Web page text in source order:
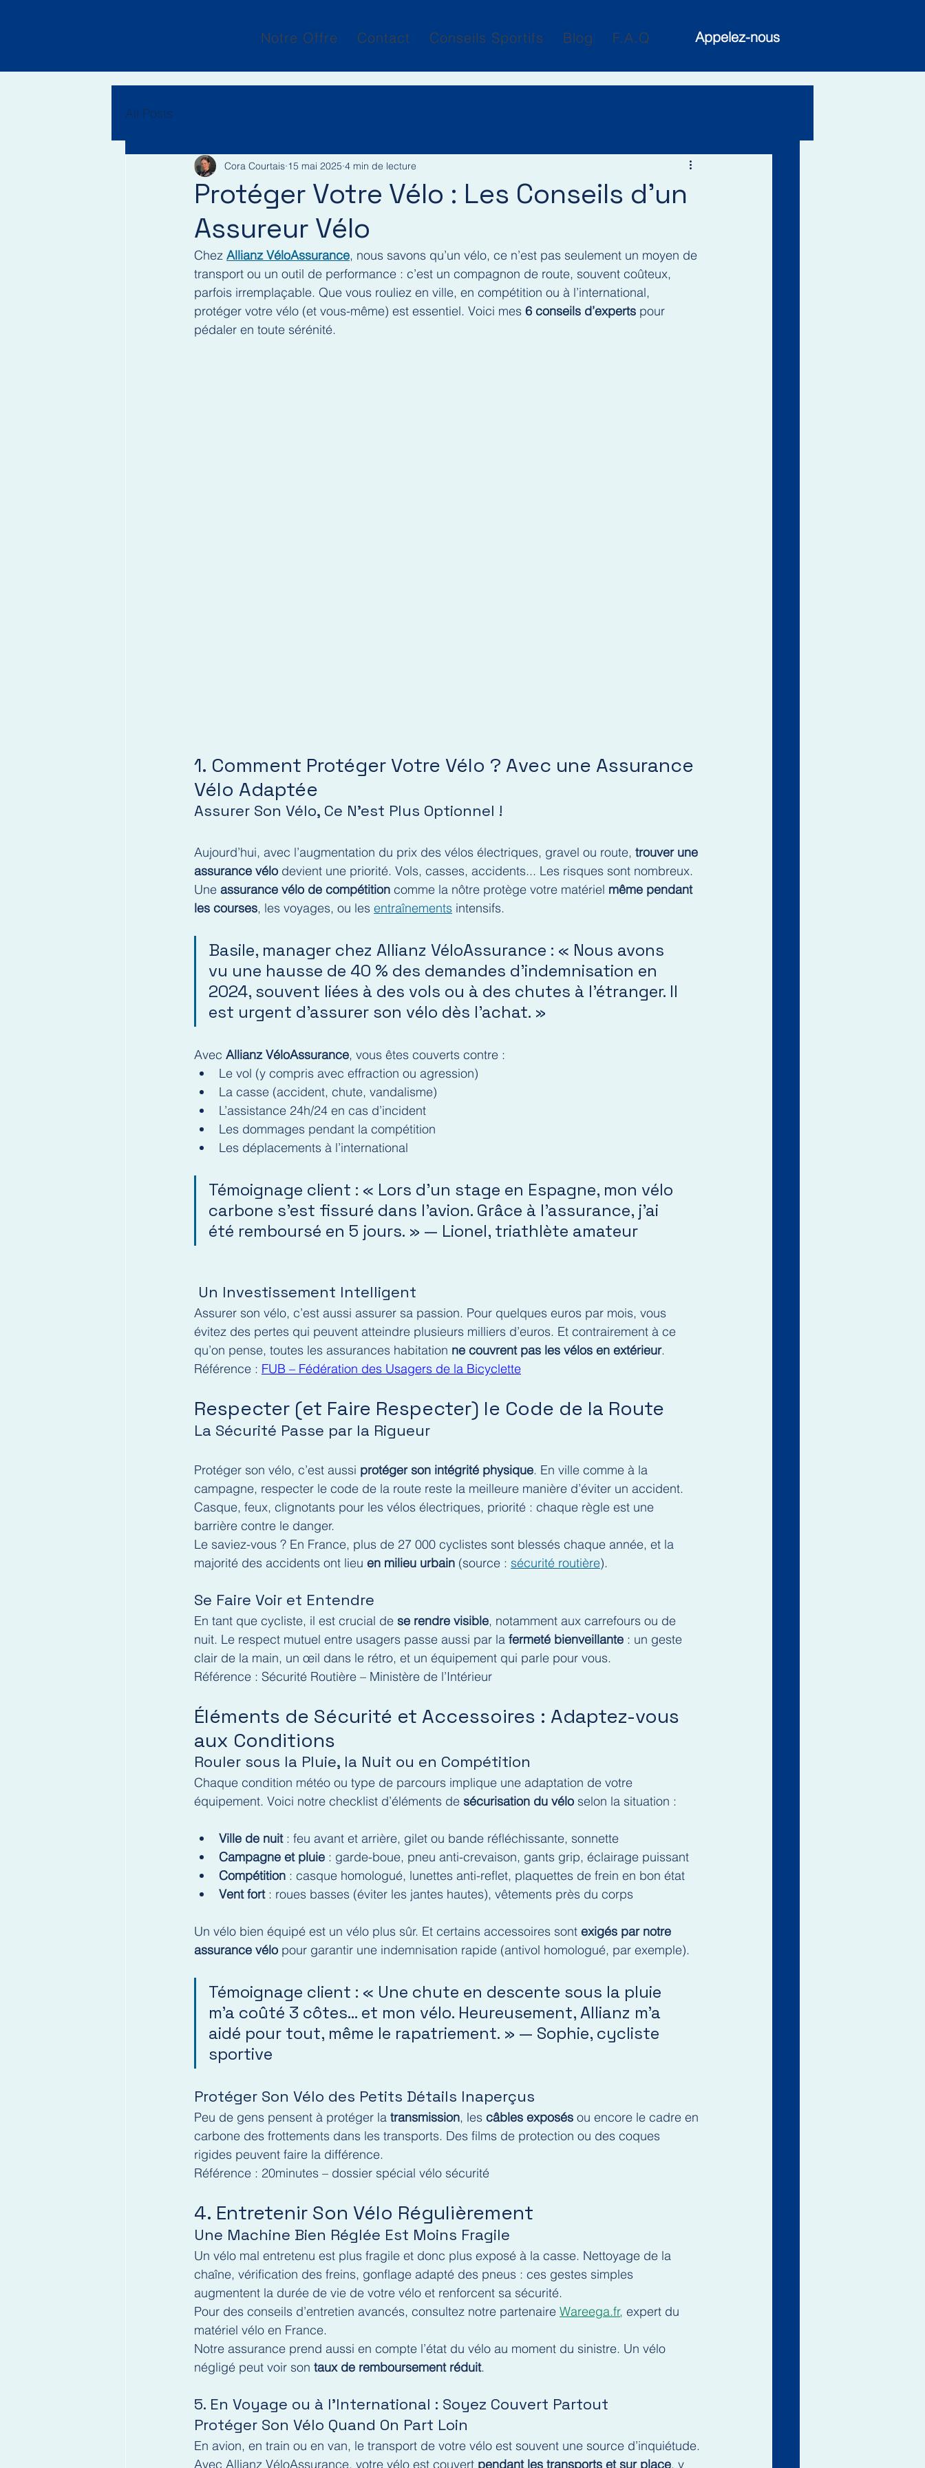
Notre Offre Contact Conseils Sportifs Blog F.A.Q Appelez-nous
All Posts
Protéger Votre Vélo : Les Conseils d’un
Assureur Vélo
Cora Courtais 15 mai 2025 4 min de lecture
Chez Allianz VéloAssurance, nous savons qu’un vélo, ce n’est pas seulement un moyen de
transport ou un outil de performance : c’est un compagnon de route, souvent coûteux,
parfois irremplaçable. Que vous rouliez en ville, en compétition ou à l’international,
protéger votre vélo (et vous-même) est essentiel. Voici mes 6 conseils d’experts pour
pédaler en toute sérénité.
1. Comment Protéger Votre Vélo ? Avec une Assurance
Vélo Adaptée
Assurer Son Vélo, Ce N’est Plus Optionnel !
Aujourd’hui, avec l’augmentation du prix des vélos électriques, gravel ou route, trouver une
assurance vélo devient une priorité. Vols, casses, accidents... Les risques sont nombreux.
Une assurance vélo de compétition comme la nôtre protège votre matériel même pendant
les courses, les voyages, ou les entraînements intensifs.
Basile, manager chez Allianz VéloAssurance : « Nous avons
vu une hausse de 40 % des demandes d’indemnisation en
2024, souvent liées à des vols ou à des chutes à l’étranger. Il
est urgent d’assurer son vélo dès l’achat. »
Avec Allianz VéloAssurance, vous êtes couverts contre :
Le vol (y compris avec effraction ou agression)
La casse (accident, chute, vandalisme)
L’assistance 24h/24 en cas d’incident
Les dommages pendant la compétition
Les déplacements à l’international
Témoignage client : « Lors d’un stage en Espagne, mon vélo
carbone s’est fissuré dans l’avion. Grâce à l’assurance, j’ai
été remboursé en 5 jours. » — Lionel, triathlète amateur
Un Investissement Intelligent
Assurer son vélo, c’est aussi assurer sa passion. Pour quelques euros par mois, vous
évitez des pertes qui peuvent atteindre plusieurs milliers d’euros. Et contrairement à ce
qu’on pense, toutes les assurances habitation ne couvrent pas les vélos en extérieur.
Référence : FUB – Fédération des Usagers de la Bicyclette
Respecter (et Faire Respecter) le Code de la Route
La Sécurité Passe par la Rigueur
Protéger son vélo, c’est aussi protéger son intégrité physique. En ville comme à la
campagne, respecter le code de la route reste la meilleure manière d’éviter un accident.
Casque, feux, clignotants pour les vélos électriques, priorité : chaque règle est une
barrière contre le danger.
Le saviez-vous ? En France, plus de 27 000 cyclistes sont blessés chaque année, et la
majorité des accidents ont lieu en milieu urbain (source : sécurité routière).
Se Faire Voir et Entendre
En tant que cycliste, il est crucial de se rendre visible, notamment aux carrefours ou de
nuit. Le respect mutuel entre usagers passe aussi par la fermeté bienveillante : un geste
clair de la main, un œil dans le rétro, et un équipement qui parle pour vous.
Référence : Sécurité Routière – Ministère de l’Intérieur
Éléments de Sécurité et Accessoires : Adaptez-vous
aux Conditions
Rouler sous la Pluie, la Nuit ou en Compétition
Chaque condition météo ou type de parcours implique une adaptation de votre
équipement. Voici notre checklist d’éléments de sécurisation du vélo selon la situation :
Ville de nuit : feu avant et arrière, gilet ou bande réfléchissante, sonnette
Campagne et pluie : garde-boue, pneu anti-crevaison, gants grip, éclairage puissant
Compétition : casque homologué, lunettes anti-reflet, plaquettes de frein en bon état
Vent fort : roues basses (éviter les jantes hautes), vêtements près du corps
Un vélo bien équipé est un vélo plus sûr. Et certains accessoires sont exigés par notre
assurance vélo pour garantir une indemnisation rapide (antivol homologué, par exemple).
Témoignage client : « Une chute en descente sous la pluie
m’a coûté 3 côtes… et mon vélo. Heureusement, Allianz m’a
aidé pour tout, même le rapatriement. » — Sophie, cycliste
sportive
Protéger Son Vélo des Petits Détails Inaperçus
Peu de gens pensent à protéger la transmission, les câbles exposés ou encore le cadre en
carbone des frottements dans les transports. Des films de protection ou des coques
rigides peuvent faire la différence.
Référence : 20minutes – dossier spécial vélo sécurité
4. Entretenir Son Vélo Régulièrement
Une Machine Bien Réglée Est Moins Fragile
Un vélo mal entretenu est plus fragile et donc plus exposé à la casse. Nettoyage de la
chaîne, vérification des freins, gonflage adapté des pneus : ces gestes simples
augmentent la durée de vie de votre vélo et renforcent sa sécurité.
Pour des conseils d’entretien avancés, consultez notre partenaire Wareega.fr, expert du
matériel vélo en France.
Notre assurance prend aussi en compte l’état du vélo au moment du sinistre. Un vélo
négligé peut voir son taux de remboursement réduit.
5. En Voyage ou à l’International : Soyez Couvert Partout
Protéger Son Vélo Quand On Part Loin
En avion, en train ou en van, le transport de votre vélo est souvent une source d’inquiétude.
Avec Allianz VéloAssurance, votre vélo est couvert pendant les transports et sur place, y